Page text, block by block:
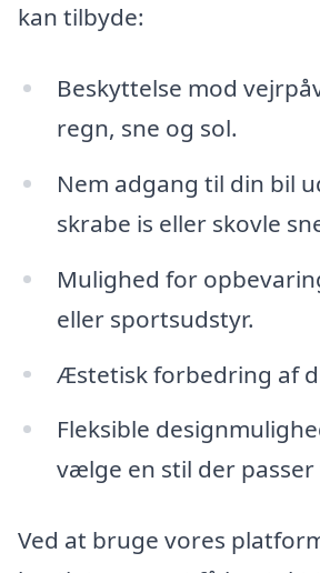
kan tilbyde:
Beskyttelse mod
regn, sne og sol.
Nem adgang til din bil
skrabe is eller skovle
Mulighed for
eller sportsudstyr.
Æstetisk forbedring af
Fleksible
vælge en stil der
Ved at bruge vores